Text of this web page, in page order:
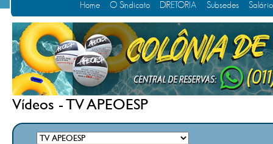
Home O Sindicato DIRETORIA Subsedes
Vídeos - TV APEOESP